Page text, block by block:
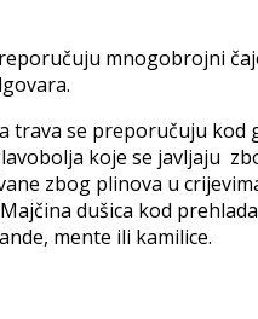
mnogobrojni
trava se preporučuju
koje se javljaju
zbog plinova u
dušica kod
mente ili kamilice.